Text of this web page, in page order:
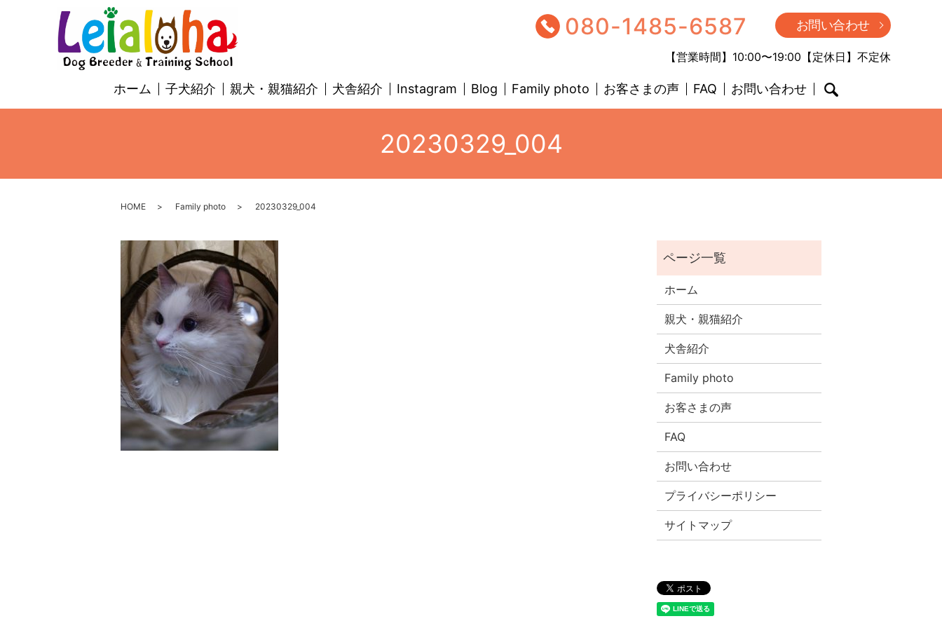
080-1485-6587 お問い合わせ
【営業時間】10:00〜19:00【定休日】不定休
ホーム 子犬紹介 親犬・親猫紹介 犬舎紹介 Instagram Blog Family photo お客さまの声 FAQ お問い合わせ
20230329_004
HOME Family photo 20230329_004
ホーム
親犬・親猫紹介
犬舎紹介
Family photo
お客さまの声
FAQ
お問い合わせ
プライバシーポリシー
サイトマップ